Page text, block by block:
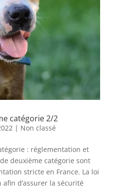
catégorie 2/2
| Non classé
: réglementation et
deuxième catégorie sont
stricte en France. La loi
d’assurer la sécurité